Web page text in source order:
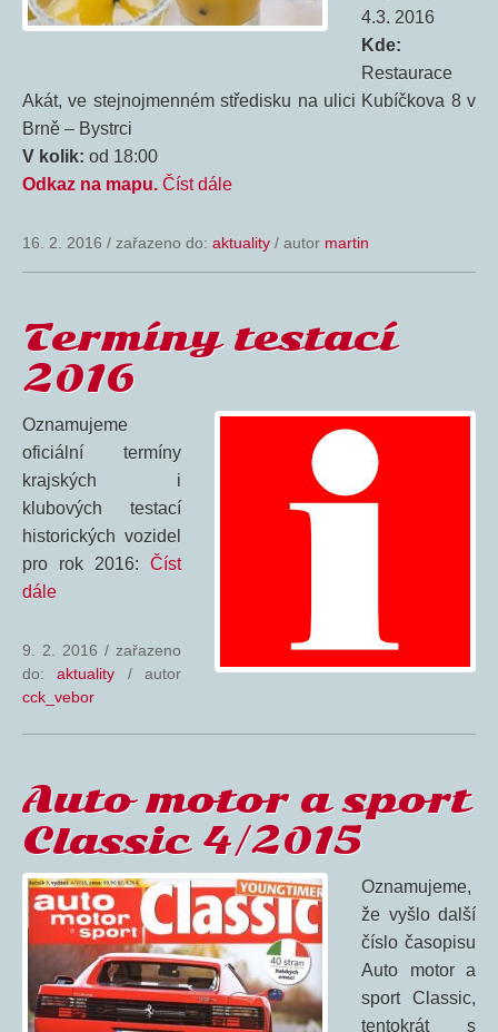
4.3. 2016
Kde:
Restaurace
Akát, ve stejnojmenném středisku na ulici Kubíčkova 8 v
Brně – Bystrci
V kolik: od 18:00
Odkaz na mapu. Číst dále
16. 2. 2016 / zařazeno do: aktuality / autor martin
Termíny testací
2016
Oznamujeme
oficiální termíny
krajských i
klubových testací
historických vozidel
pro rok 2016: Číst
dále
9. 2. 2016 / zařazeno
do:aktuality / autor
cck_vebor
Auto motor a sport
Classic 4/2015
Oznamujeme,
že vyšlo další
číslo časopisu
Auto motor a
sport Classic,
tentokrát s